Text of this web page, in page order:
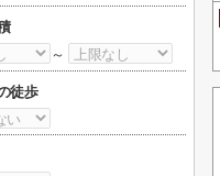
～
徒歩